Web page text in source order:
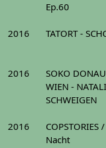
Ep.60
2016 TATORT -
2016
SOKO
WIEN -
SCHWEIGEN
2016
COPSTORIES
Nacht